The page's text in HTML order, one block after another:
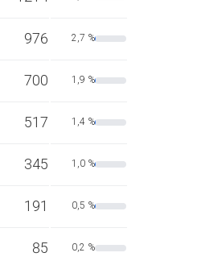
976 2,7 %
700 1,9 %
517 1,4 %
345 1,0 %
191 0,5 %
85 0,2 %